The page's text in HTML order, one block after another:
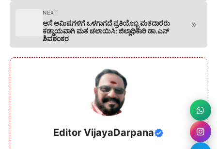
NEXT
ಆಸೆ ಆಮಿಷಗಳಿಗೆ ಒಳಗಾಗದೆ ಪ್ರತಿಯೊಬ್ಬ ಮತದಾರರು
ಕಡ್ಡಾಯವಾಗಿ ಮತ ಚಲಾಯಿಸಿ: ಜಿಲ್ಲಾಧಿಕಾರಿ ಡಾ.ಎನ್
ಶಿವಶಂಕರ
»
Editor VijayaDarpana